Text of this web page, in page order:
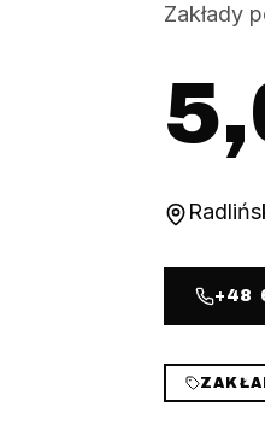
Zakłady
+48